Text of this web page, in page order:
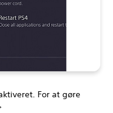
For at gøre